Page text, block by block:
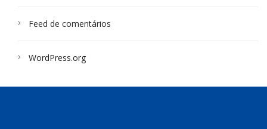
Feed de comentários
WordPress.org